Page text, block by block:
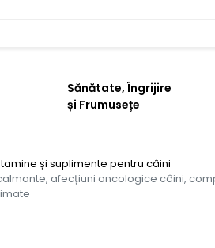
Sănătate, Îngrijire
și Frumusețe
și suplimente pentru câini
afecțiuni oncologice câini,